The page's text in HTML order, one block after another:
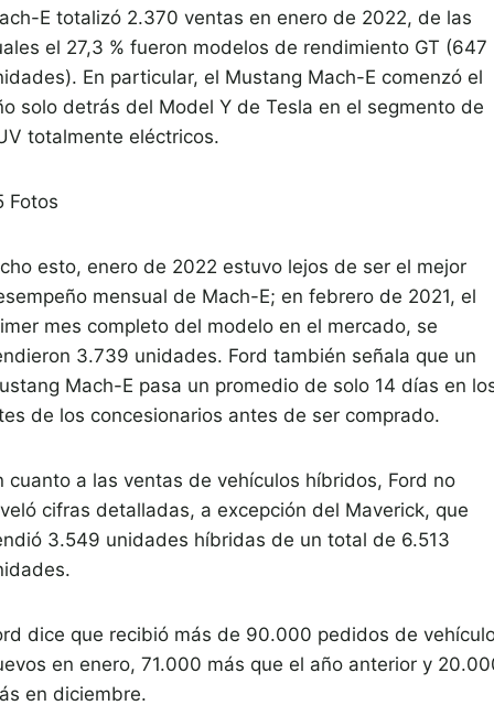
E totalizó 2.370 ventas en enero de 2022, de las
el 27,3 % fueron modelos de rendimiento GT (647
En particular, el Mustang Mach-E comenzó el
solo detrás del Model Y de Tesla en el segmento de
totalmente eléctricos.
Fotos
esto, enero de 2022 estuvo lejos de ser el mejor
mensual de Mach-E; en febrero de 2021, el
mes completo del modelo en el mercado, se
3.739 unidades. Ford también señala que un
Mach-E pasa un promedio de solo 14 días en
de los concesionarios antes de ser comprado.
cuanto a las ventas de vehículos híbridos, Ford no
cifras detalladas, a excepción del Maverick, que
3.549 unidades híbridas de un total de 6.513
dice que recibió más de 90.000 pedidos de
en enero, 71.000 más que el año anterior y
en diciembre.